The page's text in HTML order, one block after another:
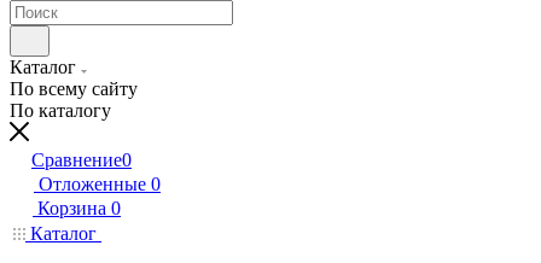
Каталог
По всему сайту
По каталогу
Сравнение0
Отложенные 0
Корзина 0
Каталог